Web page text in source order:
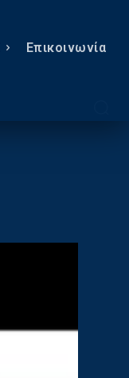
Eπικοινωνία